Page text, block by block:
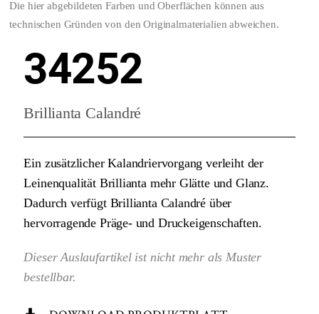
Die hier abgebildeten Farben und Oberflächen können aus
technischen Gründen von den Originalmaterialien abweichen.
34252
Brillianta Calandré
Ein zusätzlicher Kalandriervorgang verleiht der
Leinenqualität Brillianta mehr Glätte und Glanz.
Dadurch verfügt Brillianta Calandré über
hervorragende Präge- und Druckeigenschaften.
Dieser Auslaufartikel ist nicht mehr als Muster
bestellbar.